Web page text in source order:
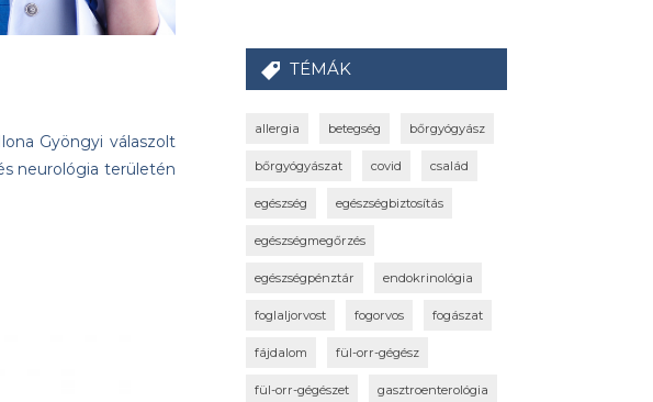
Gyöngyi válaszolt
neurológia területén
TÉMÁK
allergia betegség bőrgyógyász
bőrgyógyászat covid család
egészség egészségbiztosítás
egészségmegőrzés
egészségpénztár endokrinológia
foglaljorvost fogorvos fogászat
fájdalom fül-orr-gégész
fül-orr-gégészet gasztroenterológia